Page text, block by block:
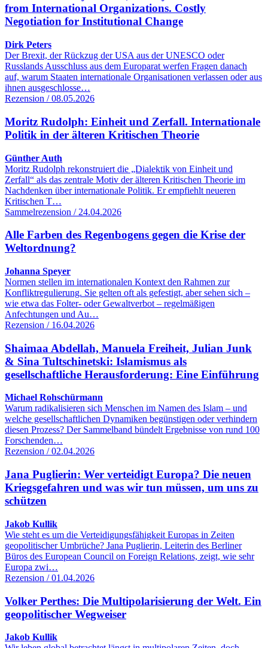
from International Organizations. Costly
Negotiation for Institutional Change
Dirk Peters
Der Brexit, der Rückzug der USA aus der UNESCO oder
Russlands Ausschluss aus dem Europarat werfen Fragen danach
auf, warum Staaten internationale Organisationen verlassen oder aus
ihnen ausgeschlosse…
Rezension / 08.05.2026
Moritz Rudolph: Einheit und Zerfall. Internationale
Politik in der älteren Kritischen Theorie
Günther Auth
Moritz Rudolph rekonstruiert die „Dialektik von Einheit und
Zerfall“ als das zentrale Motiv der älteren Kritischen Theorie im
Nachdenken über internationale Politik. Er empfiehlt neueren
Kritischen T…
Sammelrezension / 24.04.2026
Alle Farben des Regenbogens gegen die Krise der
Weltordnung?
Johanna Speyer
Normen stellen im internationalen Kontext den Rahmen zur
Konfliktregulierung. Sie gelten oft als gefestigt, aber sehen sich –
wie etwa das Folter- oder Gewaltverbot – regelmäßigen
Anfechtungen und Au…
Rezension / 16.04.2026
Shaimaa Abdellah, Manuela Freiheit, Julian Junk
& Sina Tultschinetski: Islamismus als
gesellschaftliche Herausforderung: Eine Einführung
Michael Rohschürmann
Warum radikalisieren sich Menschen im Namen des Islam – und
welche gesellschaftlichen Dynamiken begünstigen oder verhindern
diesen Prozess? Der Sammelband bündelt Ergebnisse von rund 100
Forschenden…
Rezension / 02.04.2026
Jana Puglierin: Wer verteidigt Europa? Die neuen
Kriegsgefahren und was wir tun müssen, um uns zu
schützen
Jakob Kullik
Wie steht es um die Verteidigungsfähigkeit Europas in Zeiten
geopolitischer Umbrüche? Jana Puglierin, Leiterin des Berliner
Büros des European Council on Foreign Relations, zeigt, wie sehr
Europa zwi…
Rezension / 01.04.2026
Volker Perthes: Die Multipolarisierung der Welt. Ein
geopolitischer Wegweiser
Jakob Kullik